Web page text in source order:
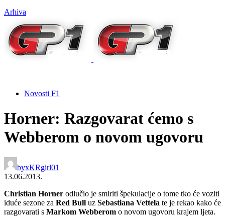
Arhiva
Novosti F1
Horner: Razgovarat ćemo s
Webberom o novom ugovoru
byxKRgirl01
13.06.2013.
Christian Horner odlučio je smiriti špekulacije o tome tko će voziti
iduće sezone za Red Bull uz Sebastiana Vettela te je rekao kako će
razgovarati s Markom Webberom o novom ugovoru krajem ljeta.